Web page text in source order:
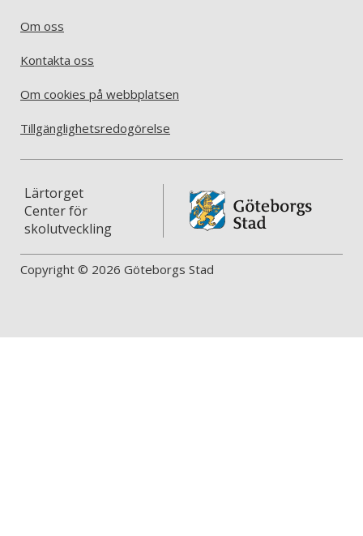
Om oss
Kontakta oss
Om cookies på webbplatsen
Tillgänglighetsredogörelse
Lärtorget
Center för
skolutveckling
Copyright © 2026 Göteborgs Stad